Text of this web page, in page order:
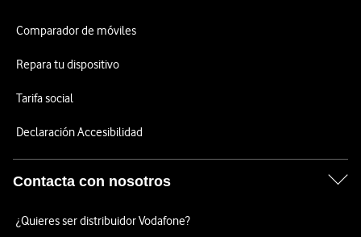
Comparador de móviles
Repara tu dispositivo
Tarifa social
Declaración Accesibilidad
Contacta con nosotros
¿Quieres ser distribuidor Vodafone?